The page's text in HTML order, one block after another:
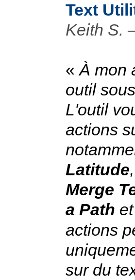
Text
Keith S.
«À mon
outil
L'outil
actions
Latitude
Merge
a Path
actions
sur du